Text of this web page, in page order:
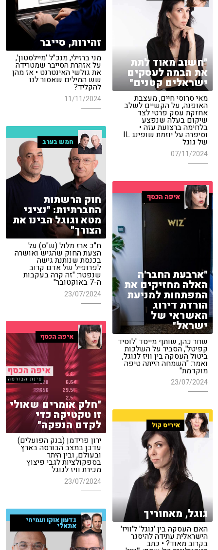
זהירות, סייבר
מני ברזילי, מנכ"ל 'מיילסטון',
על אזהרת הסייבר שמטרידה
את גולשי האינטרנט • אז מהן
שש המילים שאסור לנו
להקליד?
11/11/2024
"חשוב מאוד לתת
את הבמה לעסקים
ישראלים קטנים"
מאי סרוסי חיים, מעצבת
האופנה, על הקשיים לשלב
אחזקת עסק פרטי לצד
שיקום בעלה שנפצע
בלחימה ברצועת עזה •
וסיפרה על יוזמת שופינג IL
של גוגל
07/11/2024
חמש בערב
חוק הרשתות
החברתיות: "נציגי
מטא וגוגל הבינו את
הצורך"
ח"כ ארז מלול (ש"ס) על
הצעת החוק שהגיש ואושרה
בכנסת שנותנת גישה
לפרופיל של אדם קרוב
שנפטר: "זה קרה בעקבות
ה-7 באוקטובר"
23/07/2024
איפה הכסף
"ארבעת החבר'ה
האלה מחזיקים את
המפתחות למניעת
הורדת דירוג
האשראי של
ישראל"
שחר כהן, שותף מייסד 'לוסיד
קפיטל', הסביר על השלכות
ביטול העסקה בין וויז לגוגל,
ואמר: "השמחה הייתה טיפה
מוקדמת"
23/07/2024
איפה הכסף
"חלק אומרים שאולי
זו טקטיקה כדי
לקדם הנפקה"
ירון פרידמן (בנק הפועלים)
עדכן במצב הבורסה בארץ
ובעולם, ובין היתר
בספקולציות לגבי פיצוץ
מכירת וויז לגוגל
23/07/2024
איריס קול
גוגל, מאחוריך
האם העסקה בין 'גוגל' ל'וויז'
הישראלית עתידה להיסגר
בקרוב מאוד? • כתב
גדעון אוקו ועמיחי
אתאלי